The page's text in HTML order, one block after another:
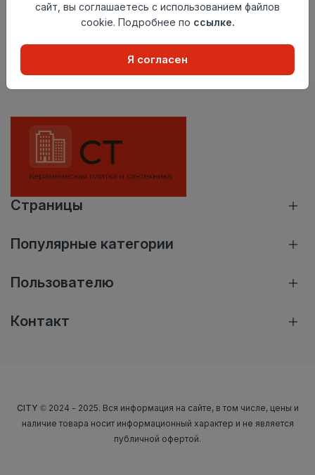
Внимание! Внешний вид товара может отличаться от
представленного на настоящем сайте. Проверяйте
в момент приобретения товара.
Страницы
Популярные категории
Пользователю
Контакт
CITY © 2024 - 2025. Вся информация на сайте, в том числе, цены и
наличие товара носит информационный характер и не является
публичной офертой.
сайт, вы соглашаетесь с использованием файлов
cookie. Подробнее по ссылке.
Я согласен